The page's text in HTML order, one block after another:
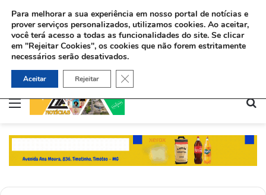
Menu
Para melhorar a sua experiência em nosso portal de notícias e
prover serviços personalizados, utilizamos cookies. Ao aceitar,
você terá acesso a todas as funcionalidades do site. Se clicar
em "Rejeitar Cookies", os cookies que não forem estritamente
necessários serão desativados.
Aceitar Rejeitar Close GDPR Cookie Banner